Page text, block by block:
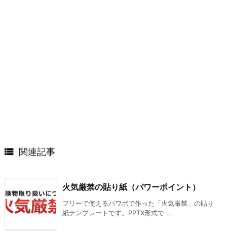
 関連記事
火気厳禁の貼り紙（パワーポイント）
フリーで使えるパワポで作った「火気厳禁」の貼り
紙テンプレートです。PPTX形式で ...